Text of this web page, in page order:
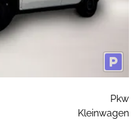
Pkw
Kleinwagen